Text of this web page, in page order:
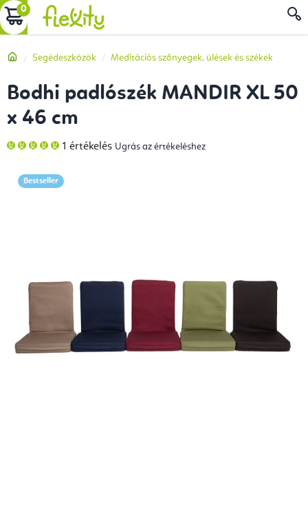
Ugrás
a
tartalomhoz
KOSÁR
Kezdőlap
Segédeszközök Meditációs szőnyegek, ülések és székek
Bodhi padlószék MANDIR XL 50
x 46 cm
A
termék
5-
ből
1 értékelés Ugrás az értékeléshez
Bestseller